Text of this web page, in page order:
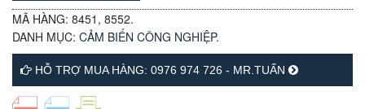
MÃ HÀNG: 8451, 8552.
DANH MỤC: CẢM BIẾN CÔNG NGHIỆP.
HỖ TRỢ MUA HÀNG: 0976 974 726 - MR.TUẤN